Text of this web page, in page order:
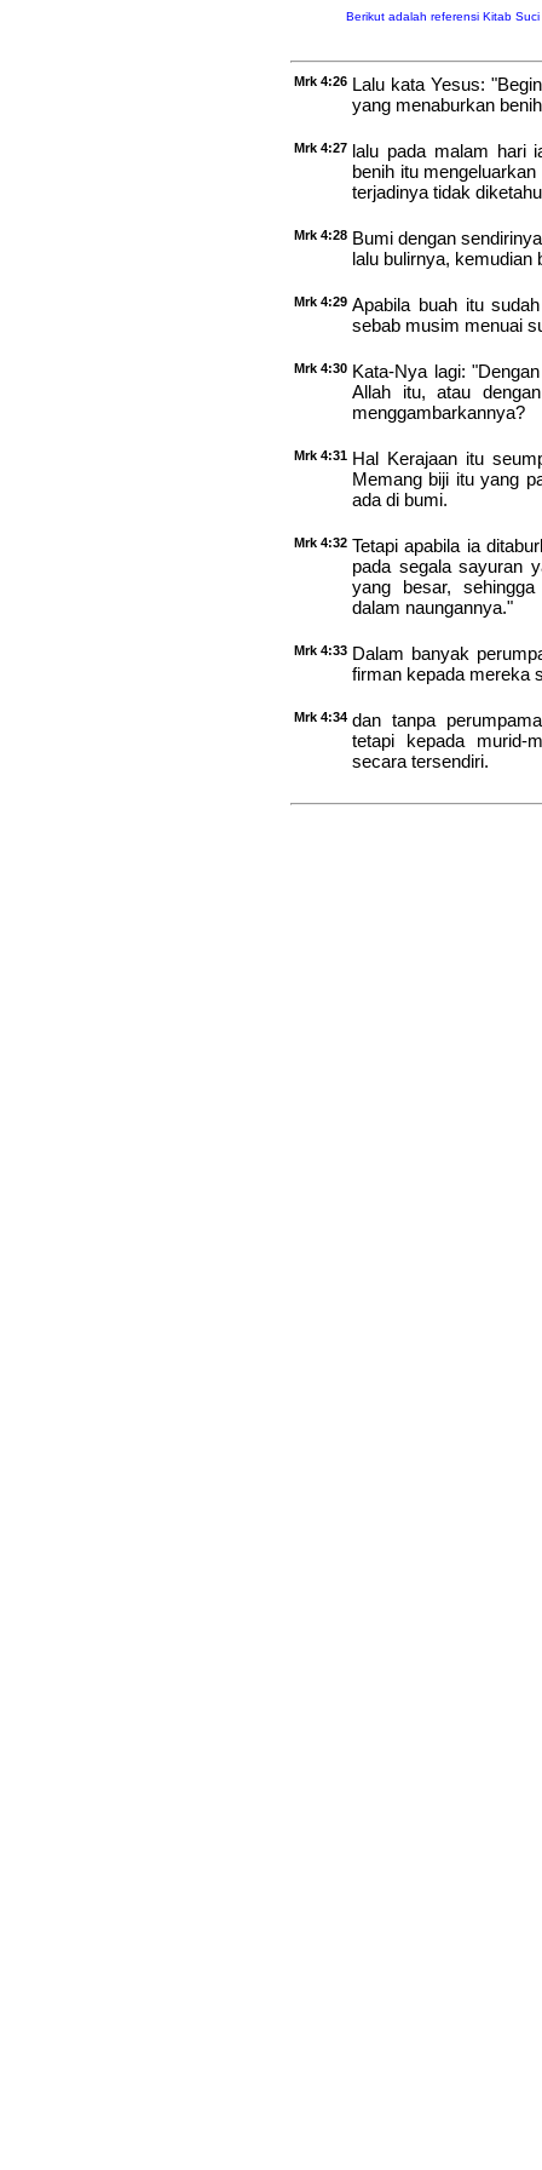
Berikut adalah referensi Kitab
Mrk 4:26 Lalu kata Yesus:
yang menaburkan
Mrk 4:27 lalu pada malam hari
benih itu
terjadinya tidak
Mrk 4:28 Bumi dengan
lalu bulirnya, kemudian
Mrk 4:29 Apabila buah itu
sebab musim menuai
Mrk 4:30 Kata-Nya lagi:
Allah itu, atau
menggambarkannya?
Mrk 4:31 Hal Kerajaan itu
Memang biji itu yang
ada di bumi.
Mrk 4:32 Tetapi apabila ia
pada segala sayuran
yang besar,
dalam naungannya."
Mrk 4:33 Dalam banyak
firman kepada mereka
Mrk 4:34 dan tanpa
tetapi kepada murid-
secara tersendiri.